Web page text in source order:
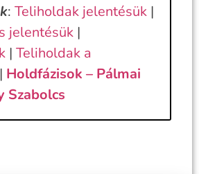
: Teliholdak jelentésük |
jelentésük |
| Teliholdak a
| Holdfázisok – Pálmai
Szabolcs